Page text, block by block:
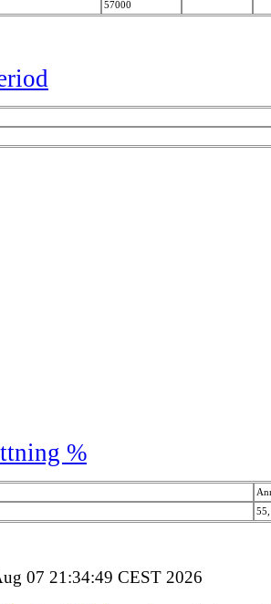
57000
%
07 21:34:49 CEST 2026